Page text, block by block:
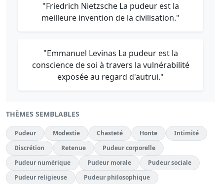
"Friedrich Nietzsche La pudeur est la
meilleure invention de la civilisation."
"Emmanuel Levinas La pudeur est la
conscience de soi à travers la vulnérabilité
exposée au regard d'autrui."
THÈMES SEMBLABLES
Pudeur Modestie Chasteté Honte
Intimité
Discrétion
Retenue
Pudeur corporelle
Pudeur numérique
Pudeur morale
Pudeur sociale
Pudeur religieuse
Pudeur philosophique